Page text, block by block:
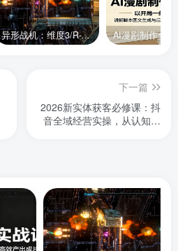
异形战机：维度3/R-Type Dimensions III
下一篇
2026新实体获客必修课：抖
音全域经营实操，从认知破